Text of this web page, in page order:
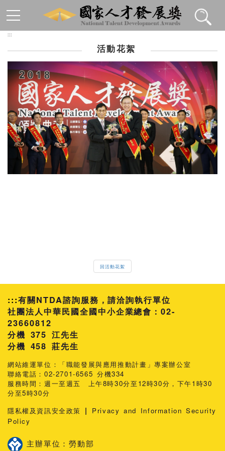
:::
活動花絮
回活動花絮
:::有關NTDA諮詢服務，請洽詢執行單位
社團法人中華民國全國中小企業總會：02-
23660812
分機 375 江先生
458 莊先生
網站維運單位：「職能發展與應用推動計畫」專案辦公室
聯絡電話：02-2701-6565 分機334
服務時間：週一至週五 上午8時30分至12時30分，下午1時30
分至5時30分
隱私權及資訊安全政策 |
Privacy and Information Security
Policy
主辦單位：勞動部